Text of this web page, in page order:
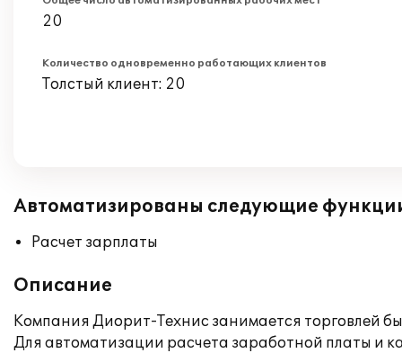
20
Количество одновременно работающих клиентов
Толстый клиент: 20
Автоматизированы следующие
Расчет зарплаты
Описание
Компания Диорит-Технис занимается торговлей
Для автоматизации расчета заработной платы и